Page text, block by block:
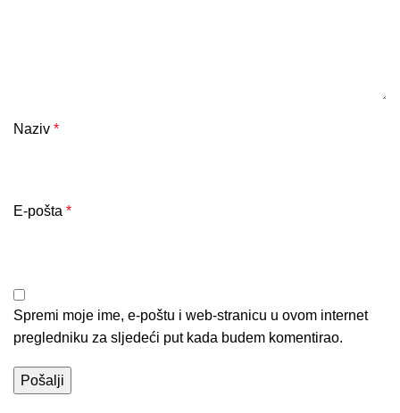
Naziv *
E-pošta *
Spremi moje ime, e-poštu i web-stranicu u ovom internet
pregledniku za sljedeći put kada budem komentirao.